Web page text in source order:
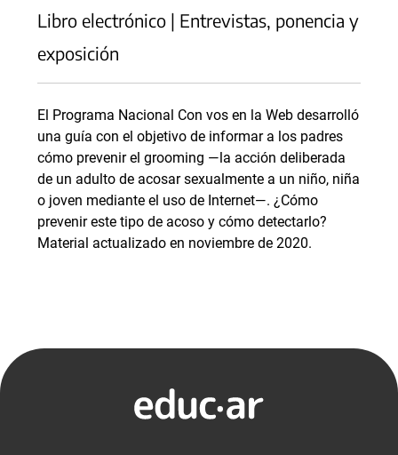
Libro electrónico | Entrevistas, ponencia y
exposición
El Programa Nacional Con vos en la Web desarrolló
una guía con el objetivo de informar a los padres
cómo prevenir el grooming —la acción deliberada
de un adulto de acosar sexualmente a un niño, niña
o joven mediante el uso de Internet—. ¿Cómo
prevenir este tipo de acoso y cómo detectarlo?
Material actualizado en noviembre de 2020.